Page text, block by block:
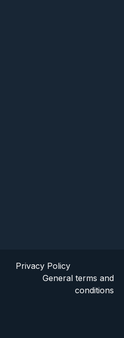
Privacy Policy
General terms and
conditions